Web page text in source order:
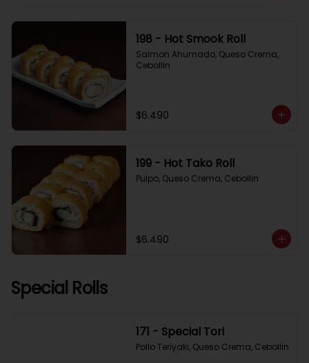
198 - Hot Smook Roll
Salmon Ahumado, Queso Crema,
Cebollin
$6.490
199 - Hot Tako Roll
Pulpo, Queso Crema, Cebollin
$6.490
Special Rolls
171 - Special Tori
Pollo Teriyaki, Queso Crema, Cebollin